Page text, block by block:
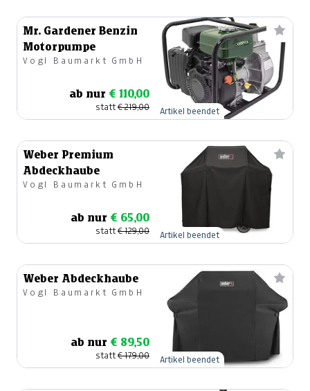
Mr. Gardener Benzin
Motorpumpe
Vogl Baumarkt GmbH
ab nur € 110,00
statt€ 219,00 Artikel beendet
Weber Premium
Abdeckhaube
Vogl Baumarkt GmbH
ab nur € 65,00
statt€ 129,00 Artikel beendet
Weber Abdeckhaube
Vogl Baumarkt GmbH
ab nur € 89,50
statt€ 179,00 Artikel beendet